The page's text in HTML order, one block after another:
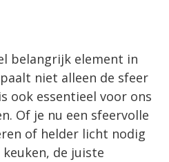
belangrijk element in
niet alleen de sfeer
ook essentieel voor ons
Of je nu een sfeervolle
of helder licht nodig
de juiste